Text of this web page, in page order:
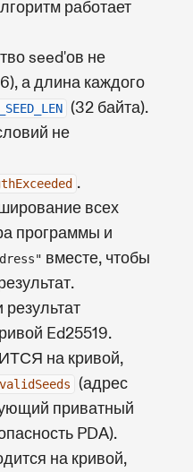
работает
seed'ов не
а длина каждого
(32 байта).
не
.
всех
программы и
вместе, чтобы
Ed25519.
на кривой,
(адрес
приватный
PDA).
на кривой,